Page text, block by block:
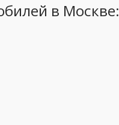
в Москве: